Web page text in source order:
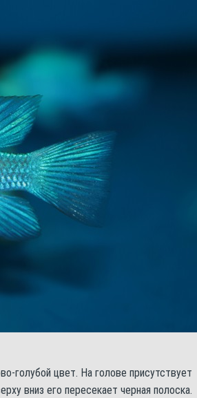
голубой цвет. На голове присутствует
вниз его пересекает черная полоска.